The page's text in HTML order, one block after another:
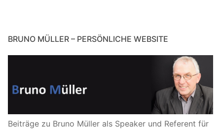
BRUNO MÜLLER – PERSÖNLICHE WEBSITE
Beiträge zu Bruno Müller als Speaker und Referent für